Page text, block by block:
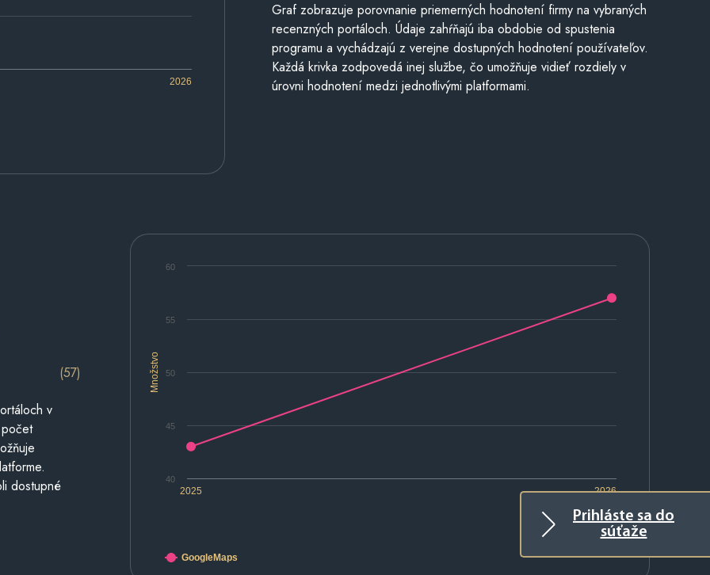
Prihláste sa do
súťaže
2026
Graf zobrazuje porovnanie priemerných hodnotení firmy na vybraných
recenzných portáloch. Údaje zahŕňajú iba obdobie od spustenia
programu a vychádzajú z verejne dostupných hodnotení používateľov.
Každá krivka zodpovedá inej službe, čo umožňuje vidieť rozdiely v
úrovni hodnotení medzi jednotlivými platformami.
Množstvo
2025 2026
50
40
45
55
60
GoogleMaps
(57)
v
dostupné